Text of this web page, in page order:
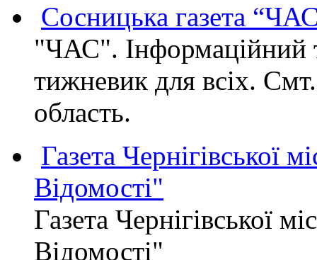
Сосницька газета
"ЧАС". Інформаційний
тижневик для всіх.
область.
Газета Чернігівської
Відомості"
Газета Чернігівської
Відомості"